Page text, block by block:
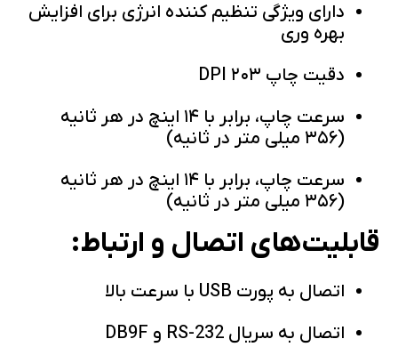
دارای ویژگی تنظیم کننده انرژی برای افزایش
بهره وری
دقیت چاپ ۲۰۳ DPI
سرعت چاپ، برابر با ۱۴ اینچ در هر ثانیه
(۳۵۶ میلی متر در ثانیه)
سرعت چاپ، برابر با ۱۴ اینچ در هر ثانیه
(۳۵۶ میلی متر در ثانیه)
قابلیت‌های اتصال و ارتباط:
اتصال به پورت USB با سرعت بالا
اتصال به سریال RS-232 و DB9F